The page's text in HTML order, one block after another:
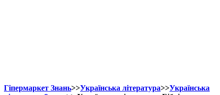
Гіпермаркет Знань>>Українська література>>Українська